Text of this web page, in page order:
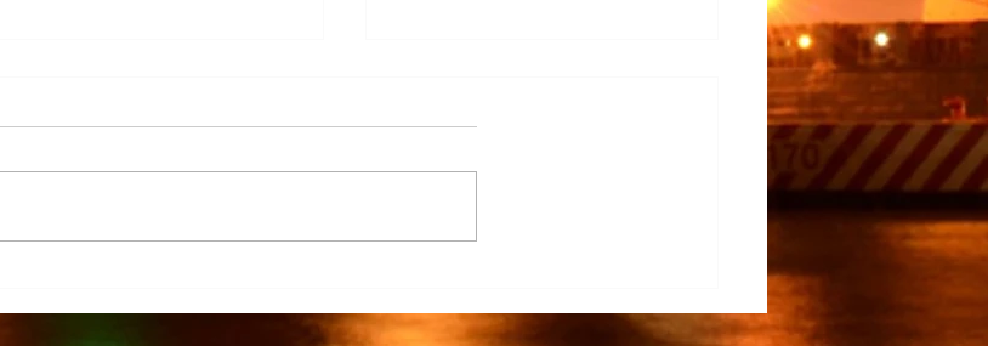
caña afectados por el cierre del
Desarrollo del TECNM Virtual